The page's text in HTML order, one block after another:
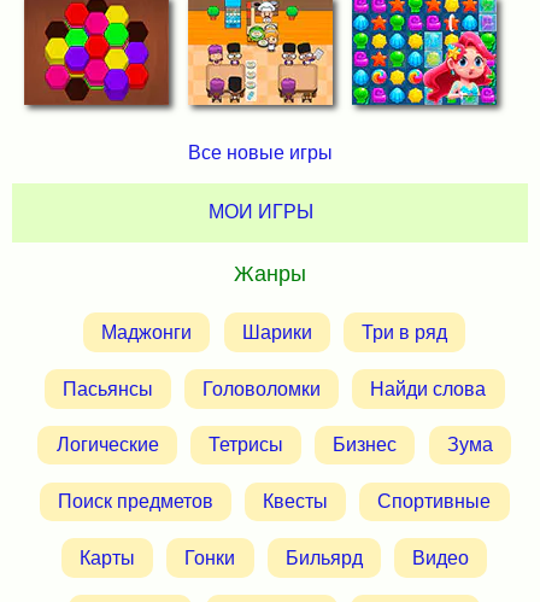
Все новые игры
МОИ ИГРЫ
Жанры
Маджонги Шарики Три в ряд
Пасьянсы Головоломки Найди слова
Логические Тетрисы Бизнес Зума
Поиск предметов Квесты Спортивные
Карты Гонки Бильярд Видео